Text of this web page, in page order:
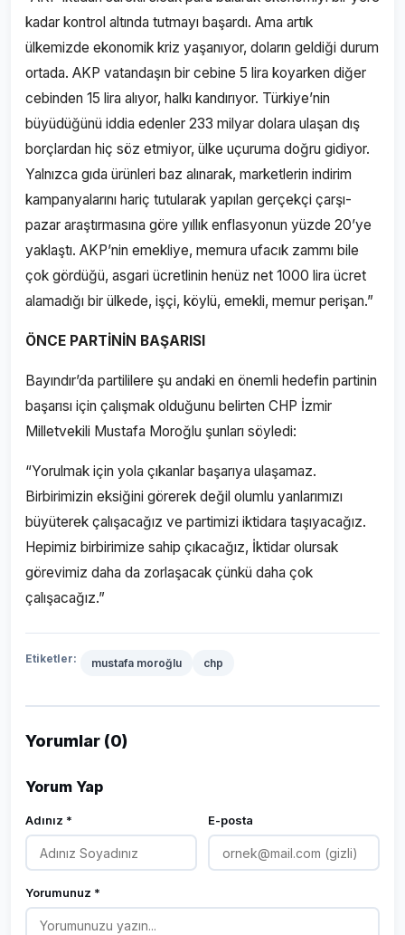
kadar kontrol altında tutmayı başardı. Ama artık
ülkemizde ekonomik kriz yaşanıyor, doların geldiği durum
ortada. AKP vatandaşın bir cebine 5 lira koyarken diğer
cebinden 15 lira alıyor, halkı kandırıyor. Türkiye’nin
büyüdüğünü iddia edenler 233 milyar dolara ulaşan dış
borçlardan hiç söz etmiyor, ülke uçuruma doğru gidiyor.
Yalnızca gıda ürünleri baz alınarak, marketlerin indirim
kampanyalarını hariç tutularak yapılan gerçekçi çarşı-
pazar araştırmasına göre yıllık enflasyonun yüzde 20’ye
yaklaştı. AKP’nin emekliye, memura ufacık zammı bile
çok gördüğü, asgari ücretlinin henüz net 1000 lira ücret
alamadığı bir ülkede, işçi, köylü, emekli, memur perişan.”
ÖNCE PARTİNİN BAŞARISI
Bayındır’da partililere şu andaki en önemli hedefin partinin
başarısı için çalışmak olduğunu belirten CHP İzmir
Milletvekili Mustafa Moroğlu şunları söyledi:
“Yorulmak için yola çıkanlar başarıya ulaşamaz.
Birbirimizin eksiğini görerek değil olumlu yanlarımızı
büyüterek çalışacağız ve partimizi iktidara taşıyacağız.
Hepimiz birbirimize sahip çıkacağız, İktidar olursak
görevimiz daha da zorlaşacak çünkü daha çok
çalışacağız.”
Etiketler: mustafa moroğlu chp
Yorumlar (0)
Yorum Yap
Adınız * E-posta
Yorumunuz *